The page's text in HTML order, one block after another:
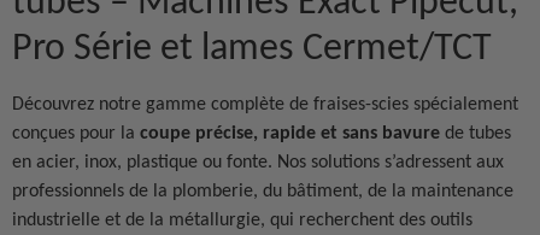
Pro Série et lames Cermet/TCT
Découvrez notre gamme complète de fraises-scies spécialement
conçues pour la coupe précise, rapide et sans bavure de tubes
en acier, inox, plastique ou fonte. Nos solutions s’adressent aux
professionnels de la plomberie, du bâtiment, de la maintenance
industrielle et de la métallurgie, qui recherchent des outils